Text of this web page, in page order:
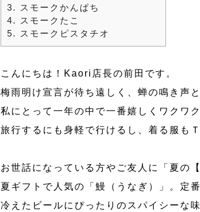
3.
スモークかんぱち
4.
スモークたこ
5.
スモークピスタチオ
こんにちは！Kaori店長の前田です。
梅雨明け宣言が待ち遠しく、蝉の鳴き声
私にとって一年の中で一番嬉しくワクワ
旅行するにも身軽で行けるし、着る服も
お世話になっている方やご友人に「夏の
夏ギフトで人気の「鰻（うなぎ）」。定
冷えたビールにぴったりのスパイシーな